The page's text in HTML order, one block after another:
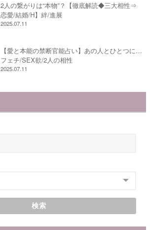
2人の繋がりは“本物”？【徹底解読◆三大相性⇒
恋愛/結婚/H】絆/進展
2025.07.11
【愛と本能の禁断官能占い】あの人とひとつに…
フェチ/SEX欲/2人の相性
2025.07.11
検索